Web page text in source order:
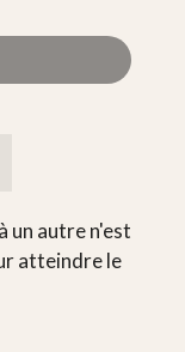
un autre n'est
atteindre le